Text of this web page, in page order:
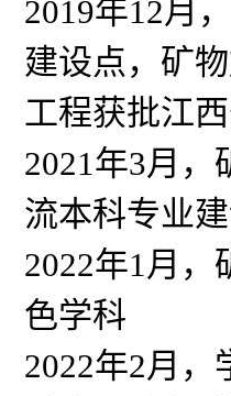
2019年12月
建设点，矿
工程获批江
2021年3月
流本科专业
2022年1月
色学科
2022年2月，